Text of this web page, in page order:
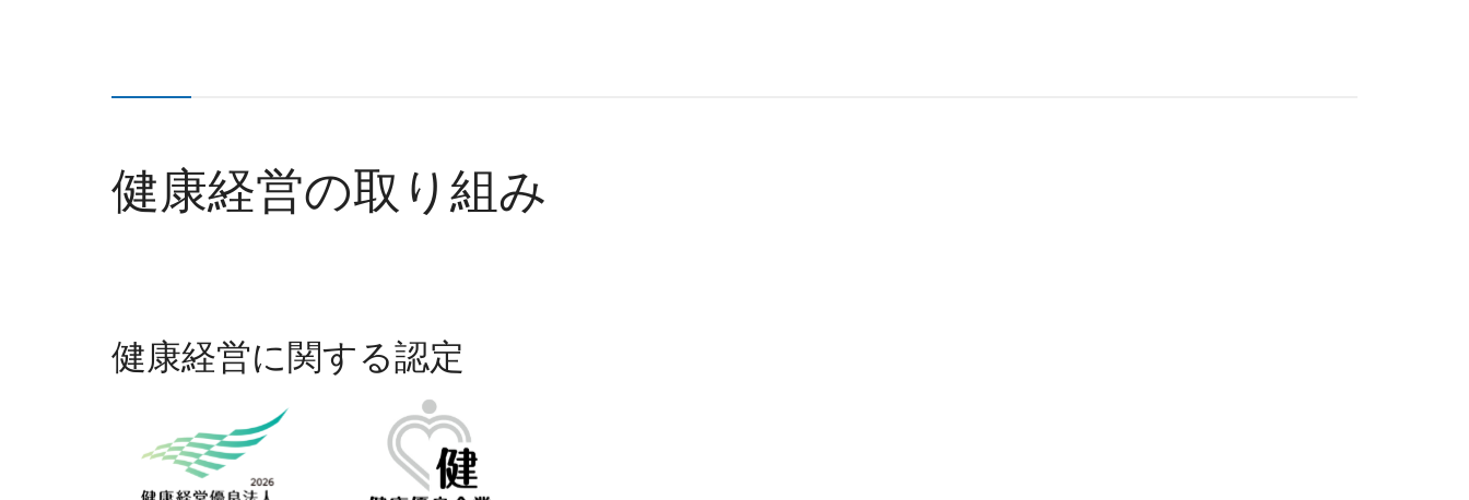
健康経営の取り組み
健康経営に関する認定